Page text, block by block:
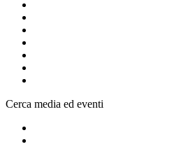
Cerca media ed eventi